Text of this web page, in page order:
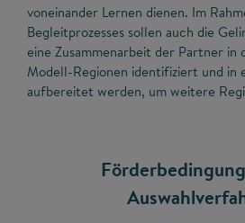
voneinander Lernen dienen. Im
Begleitprozesses sollen auch die
eine Zusammenarbeit der Partner in
Modell-Regionen identifiziert und in
aufbereitet werden, um weitere